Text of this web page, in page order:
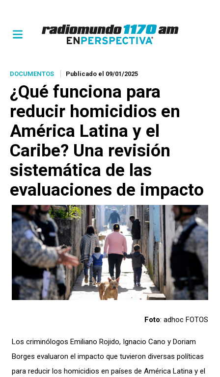
DOCUMENTOS Publicado el 09/01/2025
¿Qué funciona para
reducir homicidios en
América Latina y el
Caribe? Una revisión
sistemática de las
evaluaciones de impacto
Foto: adhoc FOTOS
Los criminólogos Emiliano Rojido, Ignacio Cano y Doriam
Borges evaluaron el impacto que tuvieron diversas políticas
para reducir los homicidios en países de América Latina y el